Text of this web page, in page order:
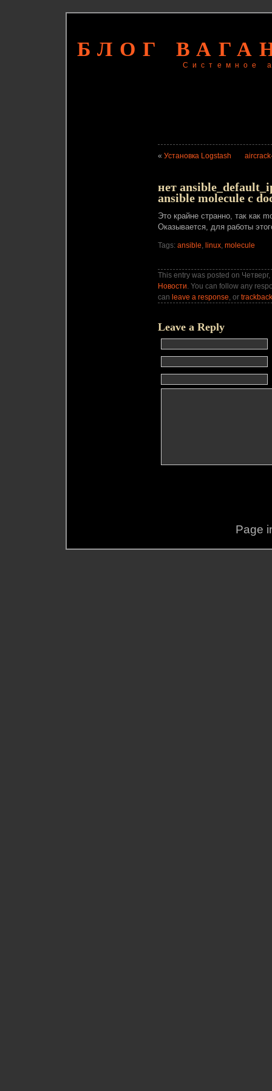
БЛОГ
Системное
« Установка Logstash
нет
ansible molecule c
Это крайне странно, так как
Оказывается, для работы
Tags: ansible, linux, molecule
This entry was posted on
Новости. You can follow any
can leave a response, or trackback
Leave a Reply
Page